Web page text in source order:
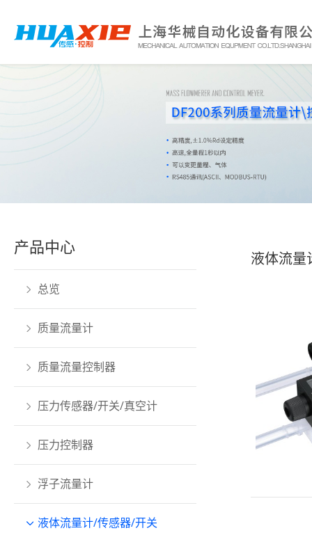
产品中心
总览
质量流量计
质量流量控制器
压力传感器/开关/真空计
压力控制器
浮子流量计
液体流量计/传感器/开关
液体流